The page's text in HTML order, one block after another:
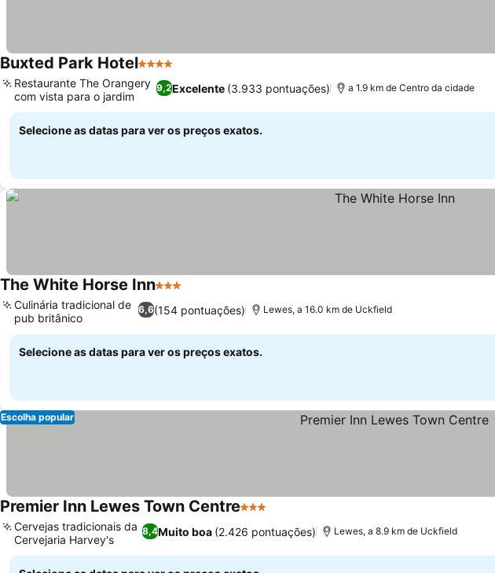
Buxted Park Hotel4 Estrelas
9,2Excelente (3.933 pontuações)
Restaurante The Orangery
com vista para o jardim
a 1.9 km de Centro da cidade
Selecione as datas para ver os preços exatos.
The White Horse Inn3 Estrelas
6,6(154 pontuações)
Culinária tradicional de
pub britânico
Lewes, a 16.0 km de Uckfield
Selecione as datas para ver os preços exatos.
Escolha popular
Premier Inn Lewes Town Centre3 Estrelas
8,4Muito boa (2.426 pontuações)
Cervejas tradicionais da
Cervejaria Harvey's
Lewes, a 8.9 km de Uckfield